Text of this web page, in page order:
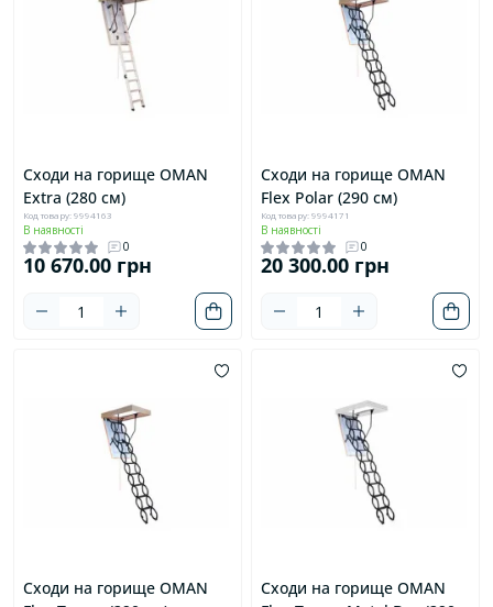
Сходи на горище OMAN
Extra (280 см)
Код товару: 9994163
В наявності
0
10 670.00 грн
Сходи на горище OMAN
Flex Polar (290 см)
Код товару: 9994171
В наявності
0
20 300.00 грн
Сходи на горище OMAN
Сходи на горище OMAN